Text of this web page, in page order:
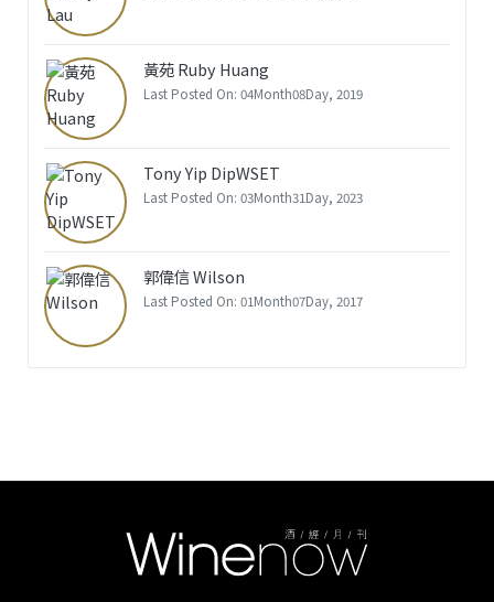
黃苑 Ruby Huang
Last Posted On: 04Month08Day, 2019
Tony Yip DipWSET
Last Posted On: 03Month31Day, 2023
郭偉信 Wilson
Last Posted On: 01Month07Day, 2017